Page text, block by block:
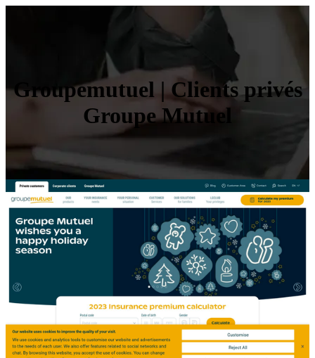
Groupemu­tuel | Clients privés
Groupe Mutuel